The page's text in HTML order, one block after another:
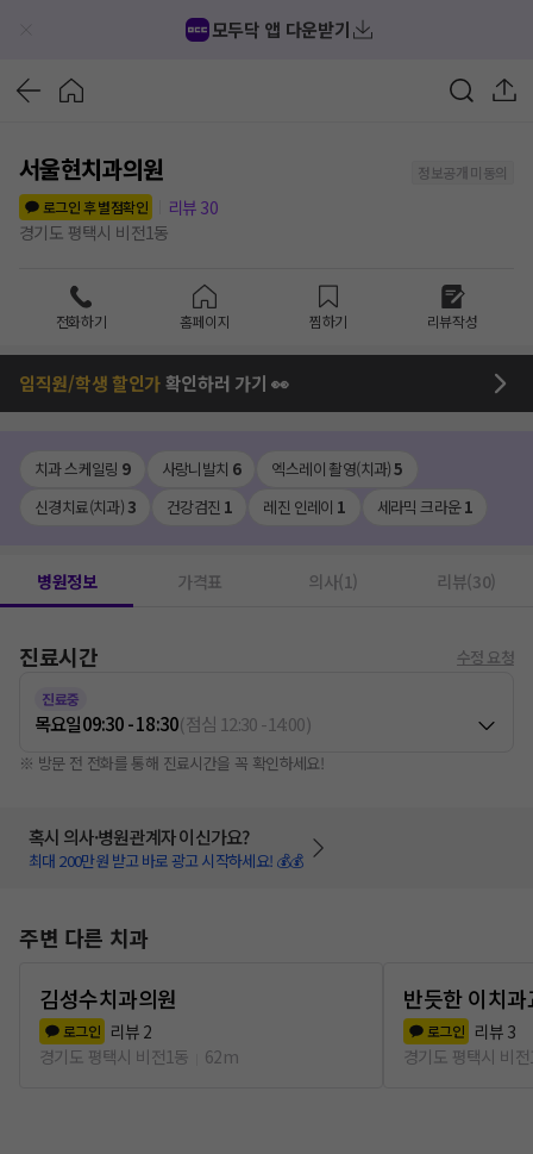
모두닥 앱 다운받기
서울현치과의원
정보공개 미동의
로그인 후 별점확인
리뷰 30
경기도 평택시 비전1동
전화하기 홈페이지 찜하기 리뷰작성
임직원/학생 할인가확인하러 가기 👀
치과 스케일링 9 사랑니발치 6 엑스레이 촬영(치과)5
신경치료(치과)3 건강검진 1 레진 인레이 1 세라믹 크라운1
병원정보 가격표 의사(1) 리뷰(30)
진료시간 수정 요청
진료중
목요일09:30 - 18:30(점심 12:30-14:00)
※ 방문 전 전화를 통해 진료시간을 꼭 확인하세요!
혹시 의사·병원관계자 이신가요?
최대 200만원 받고 바로 광고 시작하세요! 💰💰
주변 다른 치과
김성수치과의원
로그인 리뷰 2
경기도 평택시 비전1동
62m
반듯한 이치
로그인 리뷰 3
경기도 평택시 비